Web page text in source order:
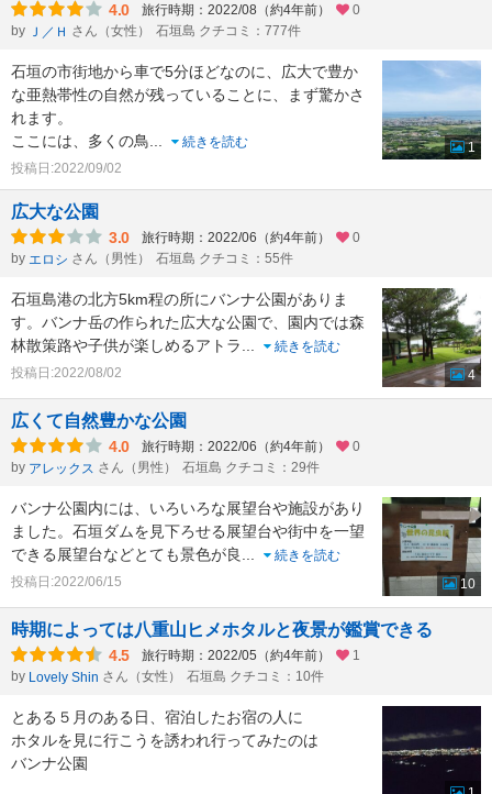
4.0 旅行時期：2022/08（約4年前）
0
by Ｊ／Ｈ さん（女性） 石垣島 クチコミ：777件
石垣の市街地から車で5分ほどなのに、広大で豊か
な亜熱帯性の自然が残っていることに、まず驚かさ
れます。
ここには、多くの鳥
続きを読む
投稿日:2022/09/02
1
広大な公園
3.0 旅行時期：2022/06（約4年前）
0
by エロシ さん（男性） 石垣島 クチコミ：55件
石垣島港の北方5km程の所にバンナ公園がありま
す。バンナ岳の作られた広大な公園で、園内では森
林散策路や子供が楽しめるアトラ
続きを読む
投稿日:2022/08/02
4
広くて自然豊かな公園
4.0 旅行時期：2022/06（約4年前）
0
by アレックス さん（男性） 石垣島 クチコミ：29件
バンナ公園内には、いろいろな展望台や施設があり
ました。石垣ダムを見下ろせる展望台や街中を一望
できる展望台などとても景色が良
続きを読む
投稿日:2022/06/15
10
時期によっては八重山ヒメホタルと夜景が鑑賞できる
4.5 旅行時期：2022/05（約4年前）
1
by Lovely Shin さん（女性） 石垣島 クチコミ：10件
とある５月のある日、宿泊したお宿の人に
ホタルを見に行こうを誘われ行ってみたのは
バンナ公園